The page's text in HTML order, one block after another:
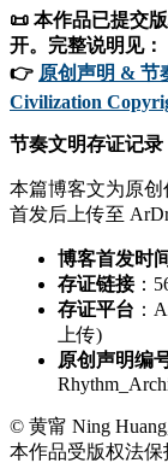
📜 本作品已提交
开。完整说明见：
👉 原创声明 & 节
Civilization
节奏文明存证记录
本篇博客文为原
首发后上传至
博客首发时
存证链接：
存证平台 ：
上传)
原创声明编
© 黄甯 Ning
本作品受版权法保